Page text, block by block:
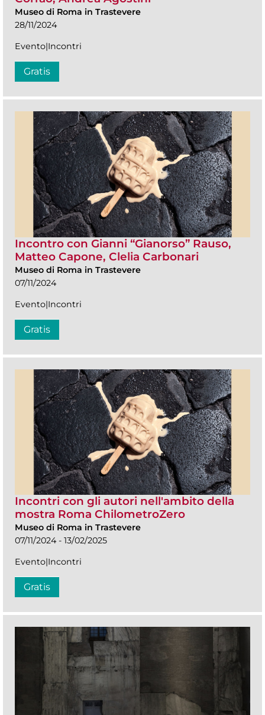
Museo di Roma in Trastevere
28/11/2024
Evento|Incontri
Gratis
Incontro con Gianni “Gianorso” Rauso,
Matteo Capone, Clelia Carbonari
Museo di Roma in Trastevere
07/11/2024
Evento|Incontri
Gratis
Incontri con gli autori nell'ambito della
mostra Roma ChilometroZero
Museo di Roma in Trastevere
07/11/2024 - 13/02/2025
Evento|Incontri
Gratis